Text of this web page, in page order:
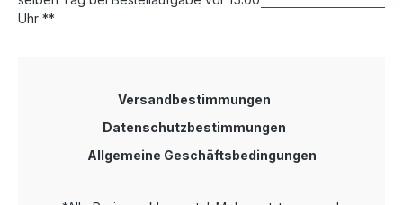
Uhr **
Versandbestimmungen
Datenschutzbestimmungen
Allgemeine Geschäftsbedingungen